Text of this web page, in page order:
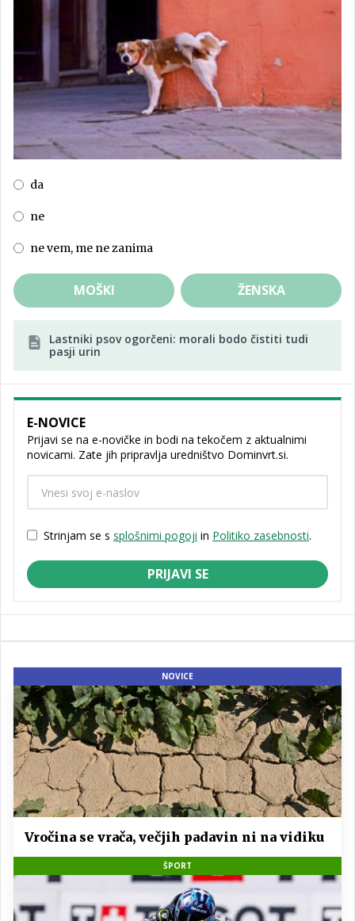
da
ne
ne vem, me ne zanima
MOŠKI ŽENSKA
Lastniki psov ogorčeni: morali bodo čistiti tudi
pasji urin
E-NOVICE
Prijavi se na e-novičke in bodi na tekočem z aktualnimi
novicami. Zate jih pripravlja uredništvo Dominvrt.si.
Strinjam se s splošnimi pogoji in Politiko zasebnosti.
PRIJAVI SE
NOVICE
Vročina se vrača, večjih padavin ni na vidiku
ŠPORT